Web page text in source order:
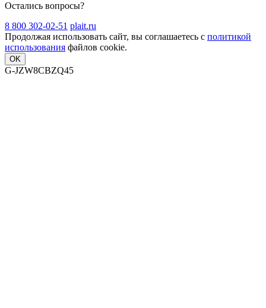
Остались вопросы?
8 800 302-02-51 plait.ru
Продолжая использовать сайт, вы соглашаетесь с политикой
использования файлов cookie.
OK
G-JZW8CBZQ45